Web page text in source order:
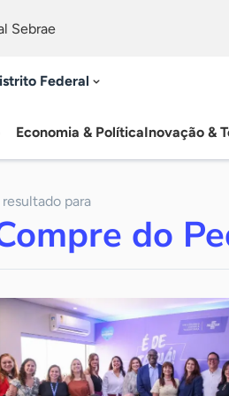
Sebrae
Federal
Economia & PolíticaInovação &
resultado para
do